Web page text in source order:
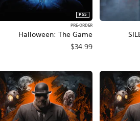
Halloween: The Game
PS5
PRE-ORDER
$34.99